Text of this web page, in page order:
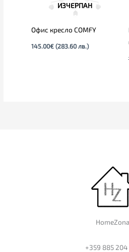
ИЗЧЕРПАН
Офис кресло COMFY
145.00€ (283.60 лв.)
HomeZona
+359 885 204